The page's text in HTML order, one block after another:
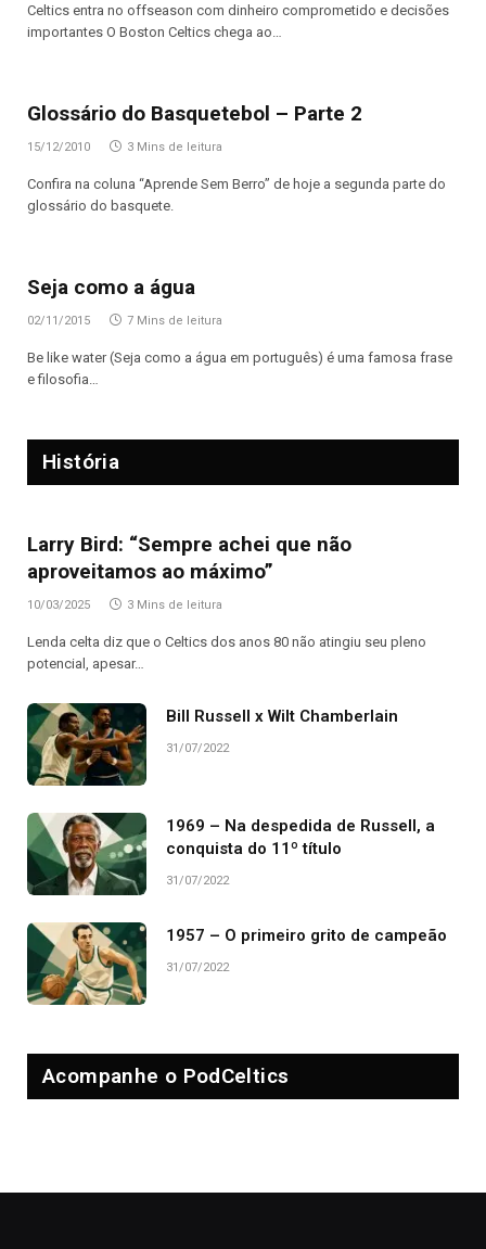
Celtics entra no offseason com dinheiro comprometido e decisões
importantes O Boston Celtics chega ao…
Glossário do Basquetebol – Parte 2
15/12/2010 3 Mins de leitura
Confira na coluna “Aprende Sem Berro” de hoje a segunda parte do
glossário do basquete.
Seja como a água
02/11/2015 7 Mins de leitura
Be like water (Seja como a água em português) é uma famosa frase
e filosofia…
História
Larry Bird: “Sempre achei que não
aproveitamos ao máximo”
10/03/2025 3 Mins de leitura
Lenda celta diz que o Celtics dos anos 80 não atingiu seu pleno
potencial, apesar…
Bill Russell x Wilt Chamberlain
31/07/2022
1969 – Na despedida de Russell, a
conquista do 11º título
31/07/2022
1957 – O primeiro grito de campeão
31/07/2022
Acompanhe o PodCeltics